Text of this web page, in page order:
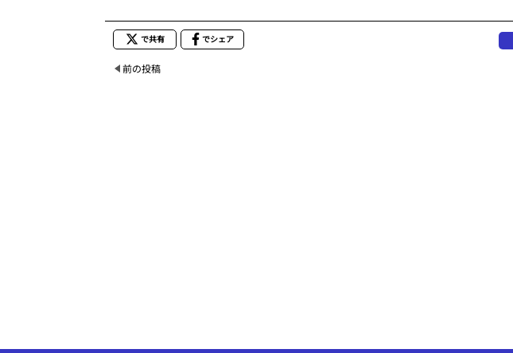
で共有 でシェア
前の投稿